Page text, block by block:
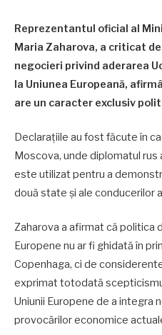
Reprezentantul oficial al
Maria Zaharova, a criticat
negocieri privind aderarea
la Uniunea Europeană,
are un caracter exclusiv
Declarațiile au fost făcute în
Moscova, unde diplomatul
este utilizat pentru a
două state și ale conducerilor
Zaharova a afirmat că politica
Europene nu ar fi ghidată în
Copenhaga, ci de
exprimat totodată
Uniunii Europene de a integra
provocărilor economice